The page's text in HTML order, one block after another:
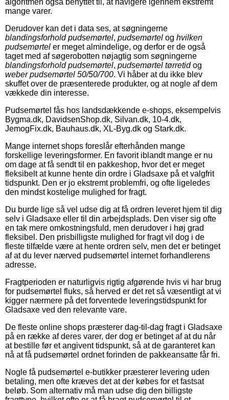
mange varer.
Derudover kan det i data ses, at søgningerne
blandingsforhold pudsemørtel, pudsemørtel og hvilken
pudsemørtel er meget almindelige, og derfor er de også
taget med af søgerobotten nøjagtig som søgningerne
blandingsforhold pudsemørtel, pudsemørtel tørretidog
weber pudsemørtel 50/50/700. Vi håber at du ikke blev
skuffet over de præsenterede produkter, og at nogle af dem
vækkede din interesse.
Pudsemørtel fås hos landsdækkende e-shops, eksempelvis
Bygma.dk, DavidsenShop.dk, Silvan.dk, 10-4.dk,
JemogFix.dk, Bauhaus.dk, XL-Byg.dk og Stark.dk.
Mange internet shops foreslår efterhånden mange
forskellige leveringsformer. En favorit iblandt mange er nu
om dage at få sendt til en pakkeshop, hvor det er meget
fleksibelt at kunne hente din ordre i Gladsaxe på et valgfrit
tidspunkt. Den er jo ekstremt problemfri, og ofte ligeledes
den mindst kostelige mulighed for fragt.
Du burde lige så vel udse dig at få ordren leveret hjem til dig
selv i Gladsaxe eller til din arbejdsplads. Den viser sig ofte
en tak mere omkostningsfuld, men derudover i høj grad
fleksibel. Den prisbilligste mulighed for fragt vil dog i de
fleste tilfælde være at hente ordren selv, men det er betinget
af at du lever nærved pudsemørtel internet forhandlerens
adresse.
Fragtperioden er naturligvis rigtig afgørende hvis vi har brug
for pudsemørtel fluks, så herved er det ret så væsentligt at vi
kigger nærmere på det forventede leveringstidspunkt for
Gladsaxe ved den relevante vare.
De fleste online shops præsterer dag-til-dag fragt i Gladsaxe
på en række af deres varer, der dog er betinget af at du når
at bestille før et angivent tidspunkt, så at de garanteret kan
nå at få pudsemørtel ordnet forinden de pakkeansatte får fri.
Nogle få pudsemørtel e-butikker præsterer levering uden
betaling, men ofte kræves det at der købes for et fastsat
beløb. Som alternativ må man udse dig den billigste